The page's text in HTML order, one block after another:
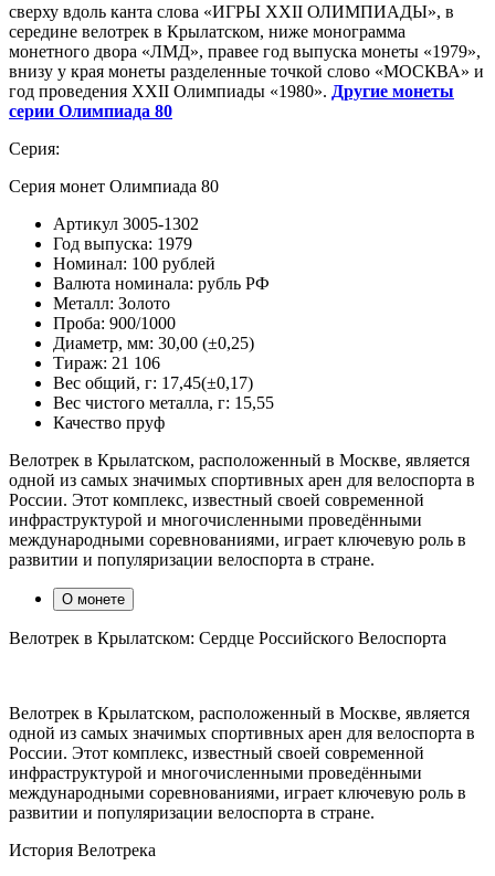
сверху вдоль канта слова «ИГРЫ XXII ОЛИМПИАДЫ», в
середине велотрек в Крылатском, ниже монограмма
монетного двора «ЛМД», правее год выпуска монеты «1979»,
внизу у края монеты разделенные точкой слово «МОСКВА» и
год проведения XXII Олимпиады «1980». Другие монеты
серии Олимпиада 80
Серия:
Серия монет Олимпиада 80
Артикул 3005-1302
Год выпуска: 1979
Номинал: 100 рублей
Валюта номинала: рубль РФ
Металл: Золото
Проба: 900/1000
Диаметр, мм: 30,00 (±0,25)
Тираж: 21 106
Вес общий, г: 17,45(±0,17)
Вес чистого металла, г: 15,55
Качество пруф
Велотрек в Крылатском, расположенный в Москве, является
одной из самых значимых спортивных арен для велоспорта в
России. Этот комплекс, известный своей современной
инфраструктурой и многочисленными проведёнными
международными соревнованиями, играет ключевую роль в
развитии и популяризации велоспорта в стране.
О монете
Велотрек в Крылатском: Сердце Российского Велоспорта
Велотрек в Крылатском, расположенный в Москве, является
одной из самых значимых спортивных арен для велоспорта в
России. Этот комплекс, известный своей современной
инфраструктурой и многочисленными проведёнными
международными соревнованиями, играет ключевую роль в
развитии и популяризации велоспорта в стране.
История Велотрека